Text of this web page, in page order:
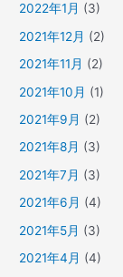
2022年1月 (3)
2021年12月 (2)
2021年11月 (2)
2021年10月 (1)
2021年9月 (2)
2021年8月 (3)
2021年7月 (3)
2021年6月 (4)
2021年5月 (3)
2021年4月 (4)